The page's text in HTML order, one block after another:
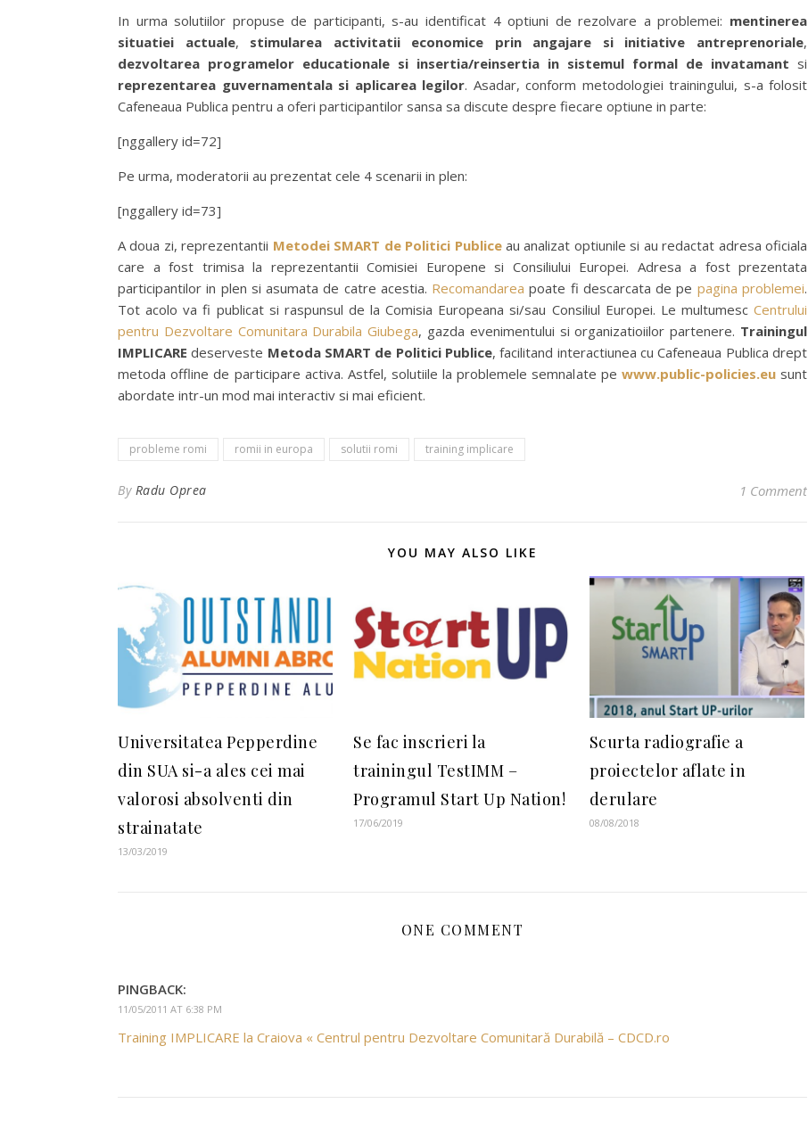
In urma solutiilor propuse de participanti, s-au identificat 4 optiuni de rezolvare a problemei: mentinerea
situatiei actuale, stimularea activitatii economice prin angajare si initiative antreprenoriale,
dezvoltarea programelor educationale si insertia/reinsertia in sistemul formal de invatamant si
reprezentarea guvernamentala si aplicarea legilor. Asadar, conform metodologiei trainingului, s-a folosit
Cafeneaua Publica pentru a oferi participantilor sansa sa discute despre fiecare optiune in parte:
[nggallery id=72]
Pe urma, moderatorii au prezentat cele 4 scenarii in plen:
[nggallery id=73]
A doua zi, reprezentantii Metodei SMART de Politici Publiceau analizat optiunile si au redactat adresa oficiala
care a fost trimisa la reprezentantii Comisiei Europene si Consiliului Europei. Adresa a fost prezentata
participantilor in plen si asumata de catre acestia. Recomandarea poate fi descarcata de pe pagina problemei.
Tot acolo va fi publicat si raspunsul de la Comisia Europeana si/sau Consiliul Europei. Le multumesc Centrului
pentru Dezvoltare Comunitara Durabila Giubega, gazda evenimentului si organizatioiilor partenere. Trainingul
IMPLICARE deserveste Metoda SMART de Politici Publice, facilitand interactiunea cu Cafeneaua Publica drept
metoda offline de participare activa. Astfel, solutiile la problemele semnalate pe www.public-policies.eusunt
abordate intr-un mod mai interactiv si mai eficient.
probleme romi romii in europa solutii romi training implicare
By Radu Oprea 1 Comment
YOU MAY ALSO LIKE
Universitatea Pepperdine
din SUA si-a ales cei mai
valorosi absolventi din
strainatate
13/03/2019
Se fac inscrieri la
trainingul TestIMM –
Programul Start Up Nation!
17/06/2019
Scurta radiografie a
proiectelor aflate in
derulare
08/08/2018
ONE COMMENT
PINGBACK:
11/05/2011 AT 6:38 PM
Training IMPLICARE la Craiova « Centrul pentru Dezvoltare Comunitară Durabilă – CDCD.ro